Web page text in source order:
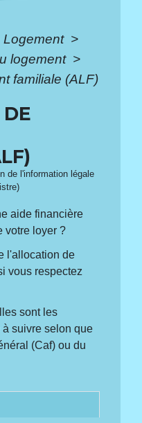
Logement >
logement >
familiale (ALF)
de l'information légale
aide financière
votre loyer ?
l'allocation de
vous respectez
sont les
suivre selon que
(Caf) ou du